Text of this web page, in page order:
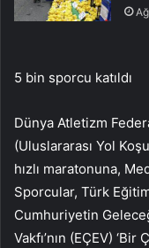
5 bin sporcu katıldı
Dünya Atletizm
(Uluslararası Yol
hızlı maratonuna,
Sporcular, Türk Eğitim
Cumhuriyetin
Vakfı’nın (EÇEV)